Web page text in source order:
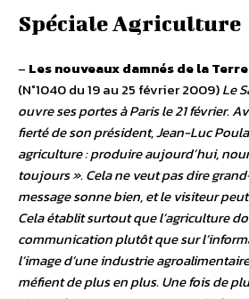
Spéciale Agriculture
– Les nouveaux damnés de la Terre
(N°1040 du 19 au 25 février 2009)Le
ouvre ses portes à Paris le 21 février.
fierté de son président, Jean-Luc
agriculture : produire aujourd’hui,
toujours ». Cela ne veut pas dire
message sonne bien, et le visiteur
Cela établit surtout que l’agriculture
communication plutôt que sur
l’image d’une industrie
méfient de plus en plus. Une fois de